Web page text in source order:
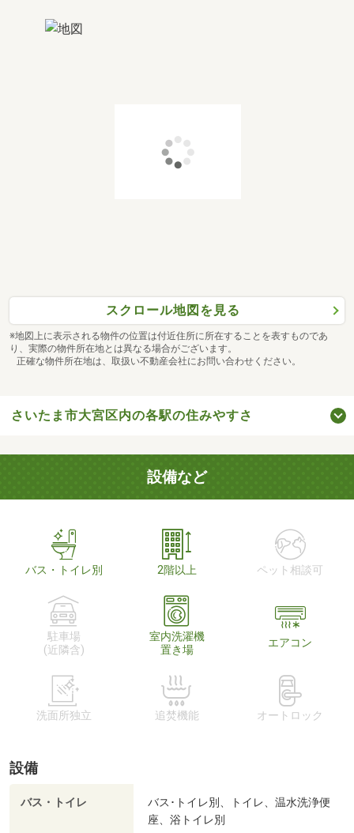
スクロール地図を見る
※地図上に表示される物件の位置は付近住所に所在することを表すものであ
り、実際の物件所在地とは異なる場合がございます。
正確な物件所在地は、取扱い不動産会社にお問い合わせください。
さいたま市大宮区内の各駅の住みやすさ
設備など
バス・トイレ別 2階以上 ペット相談可
駐車場
(近隣含)
室内洗濯機
置き場
エアコン
洗面所独立 追焚機能 オートロック
設備
バス・トイレ
バス･トイレ別、トイレ、温水洗浄便
座、浴トイレ別